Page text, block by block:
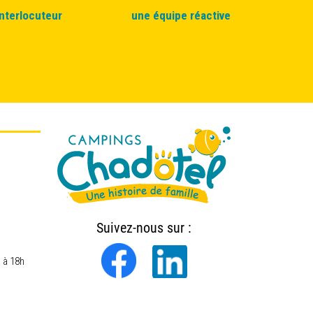
une équipe réactive
18h
Suivez-nous sur :